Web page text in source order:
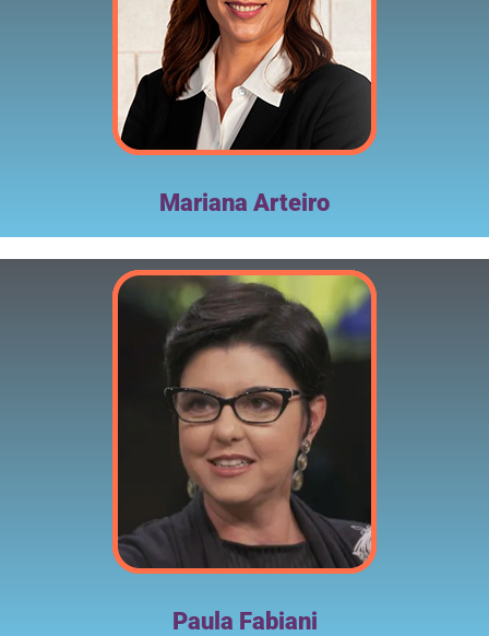
Mariana Arteiro
Paula Fabiani